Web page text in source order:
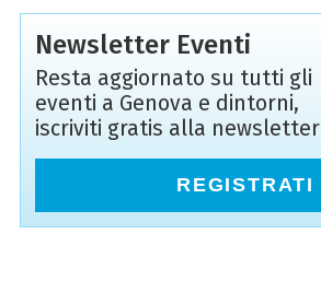
Newsletter Eventi
Resta aggiornato su tutti gli
eventi a Genova e dintorni,
iscriviti gratis alla newsletter
REGISTRATI